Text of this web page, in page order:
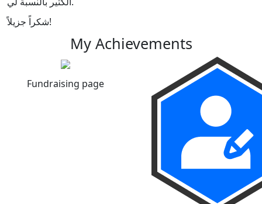
شكراً جزيلاً!
My Achievements
Fundraising page